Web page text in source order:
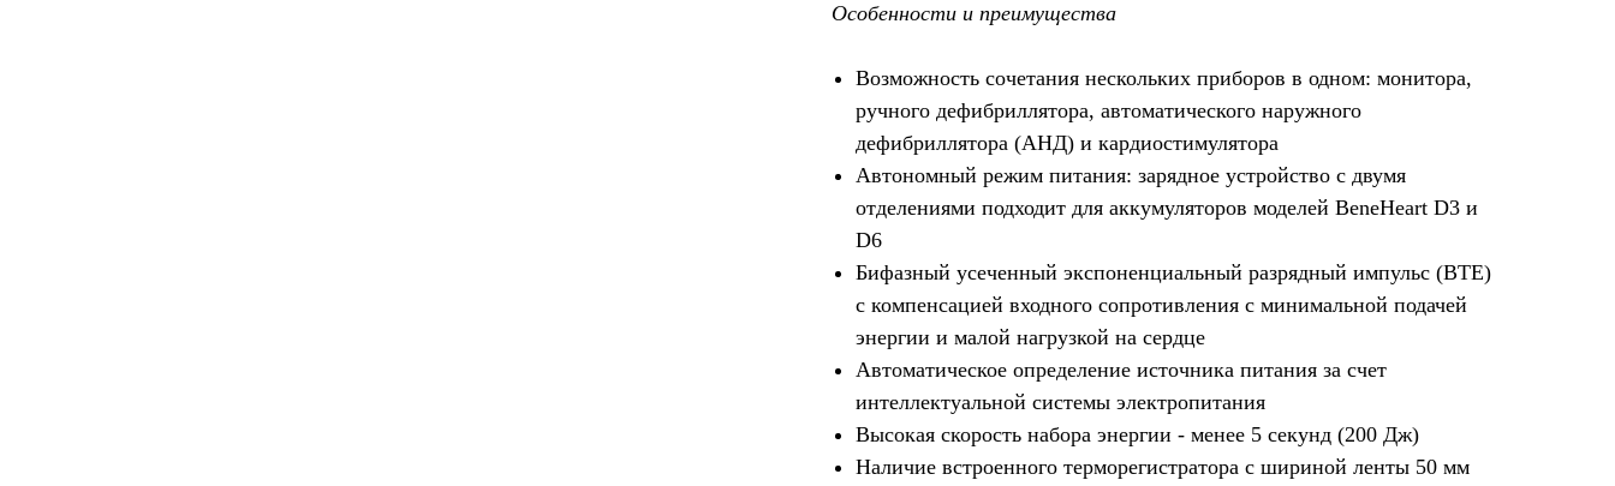
Особенности и преимущества
Возможность сочетания нескольких приборов в одном: монитора,
ручного дефибриллятора, автоматического наружного
дефибриллятора (АНД) и кардиостимулятора
Автономный режим питания: зарядное устройство с двумя
отделениями подходит для аккумуляторов моделей BeneHeart D3 и
D6
Бифазный усеченный экспоненциальный разрядный импульс (BTE)
с компенсацией входного сопротивления с минимальной подачей
энергии и малой нагрузкой на сердце
Автоматическое определение источника питания за счет
интеллектуальной системы электропитания
Высокая скорость набора энергии - менее 5 секунд (200 Дж)
Наличие встроенного терморегистратора с шириной ленты 50 мм